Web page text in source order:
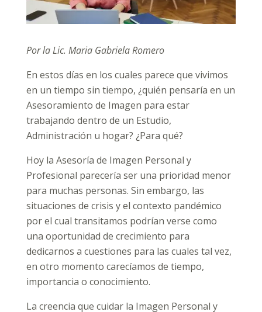
Por la Lic. Maria Gabriela Romero
En estos días en los cuales parece que vivimos
en un tiempo sin tiempo, ¿quién pensaría en un
Asesoramiento de Imagen para estar
trabajando dentro de un Estudio,
Administración u hogar? ¿Para qué?
Hoy la Asesoría de Imagen Personal y
Profesional parecería ser una prioridad menor
para muchas personas. Sin embargo, las
situaciones de crisis y el contexto pandémico
por el cual transitamos podrían verse como
una oportunidad de crecimiento para
dedicarnos a cuestiones para las cuales tal vez,
en otro momento carecíamos de tiempo,
importancia o conocimiento.
La creencia que cuidar la Imagen Personal y